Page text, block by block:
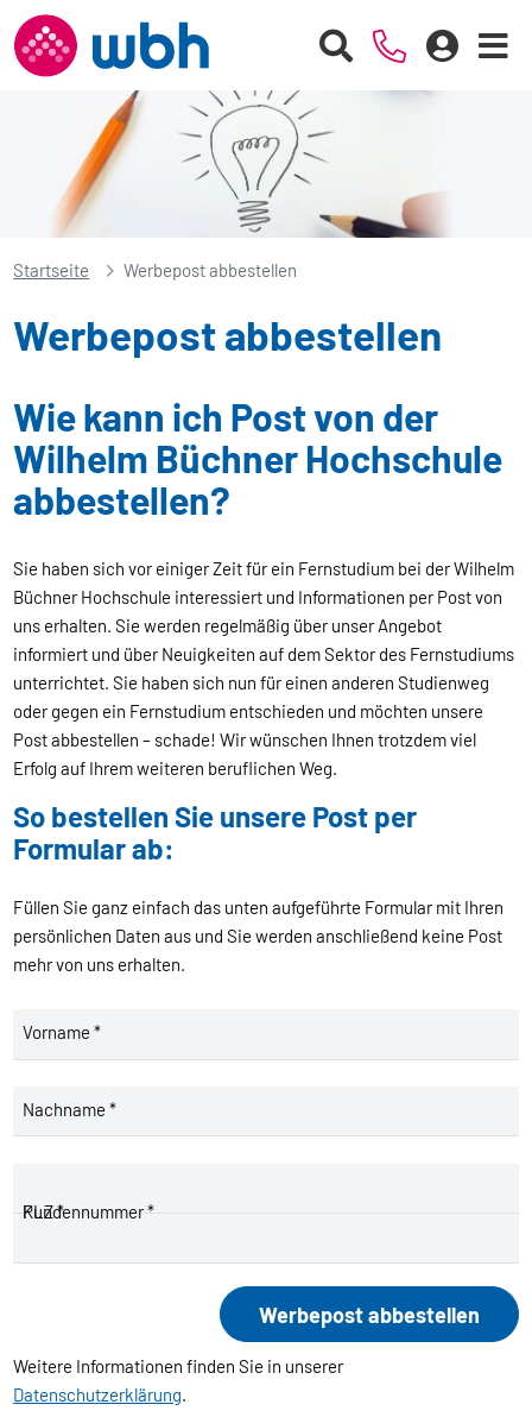
Startseite Werbepost abbestellen
Werbepost abbestellen
Wie kann ich Post von der
Wilhelm Büchner Hochschule
abbestellen?
Sie haben sich vor einiger Zeit für ein Fernstudium bei der Wilhelm
Büchner Hochschule interessiert und Informationen per Post von
uns erhalten. Sie werden regelmäßig über unser Angebot
informiert und über Neuigkeiten auf dem Sektor des Fernstudiums
unterrichtet. Sie haben sich nun für einen anderen Studienweg
oder gegen ein Fernstudium entschieden und möchten unsere
Post abbestellen – schade! Wir wünschen Ihnen trotzdem viel
Erfolg auf Ihrem weiteren beruflichen Weg.
So bestellen Sie unsere Post per
Formular ab:
Füllen Sie ganz einfach das unten aufgeführte Formular mit Ihren
persönlichen Daten aus und Sie werden anschließend keine Post
mehr von uns erhalten.
Vorname *
Nachname *
PLZ *
Kundennummer *
Weitere Informationen finden Sie in unserer
Datenschutzerklärung.